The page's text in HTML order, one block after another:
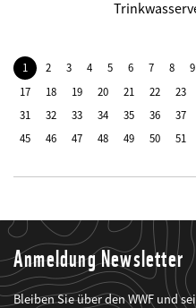
1 2 3 4 5 6 7 8 9
17
18 19 20 21 22 23
31
32 33 34 35 36 37
45
46 47 48 49 50 51
Anmeldung Newsletter
Bleiben Sie über den WWF und